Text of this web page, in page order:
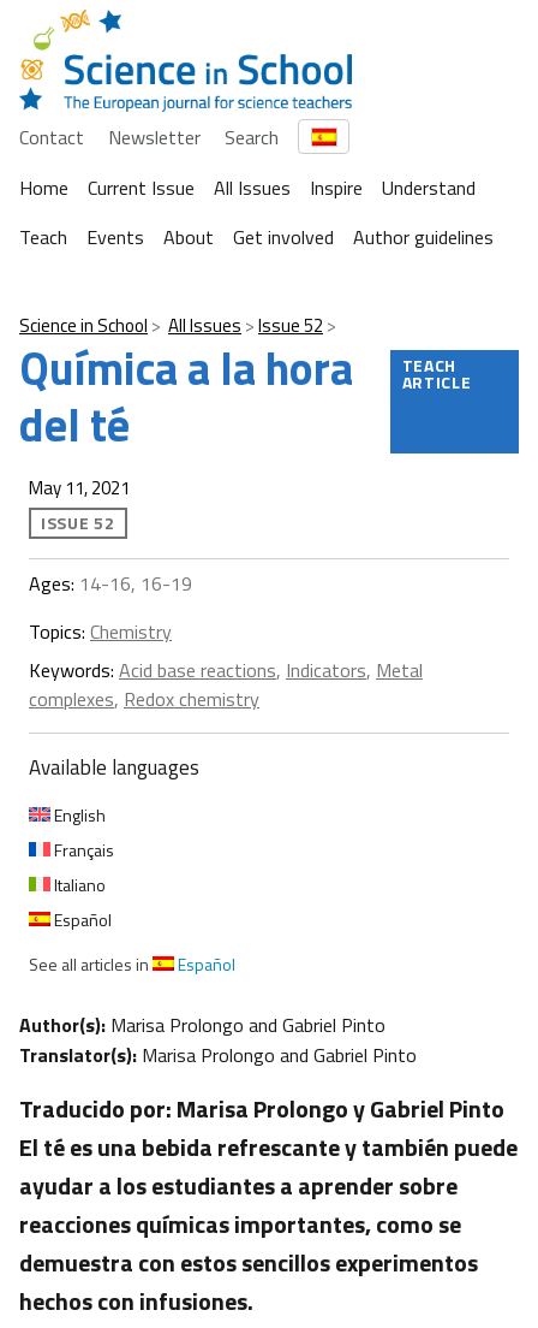
Contact Newsletter
Search
Home
Current Issue All Issues Inspire
Understand
Teach
Events About Get involved Author guidelines
Science in School All Issues Issue 52
Química a la hora
del té
TEACH
ARTICLE
May 11, 2021
ISSUE 52
Ages: 14-16, 16-19
Topics: Chemistry
Keywords: Acid base reactions, Indicators, Metal
complexes, Redox chemistry
Available languages
English
Français
Italiano
Español
See all articles in
Español
Author(s): Marisa Prolongo and Gabriel Pinto
Translator(s): Marisa Prolongo and Gabriel Pinto
Traducido por: Marisa Prolongo y Gabriel Pinto
El té es una bebida refrescante y también puede
ayudar a los estudiantes a aprender sobre
reacciones químicas importantes, como se
demuestra con estos sencillos experimentos
hechos con infusiones.